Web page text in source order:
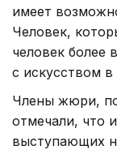
имеет
Человек,
человек более
с искусством в
Члены жюри,
отмечали, что
выступающих